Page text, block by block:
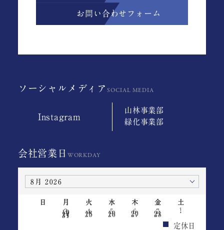
お問い合わせフォーム
ソーシャルメディア
Instagram
山林事業部
緑化事業部
会社営業日
日 月 火 水 木 金
土
1
3 4 5 6 7 8
10 11 12 13 14 15
17 18 19 20 21 22
24 25 26 27 28 29
31